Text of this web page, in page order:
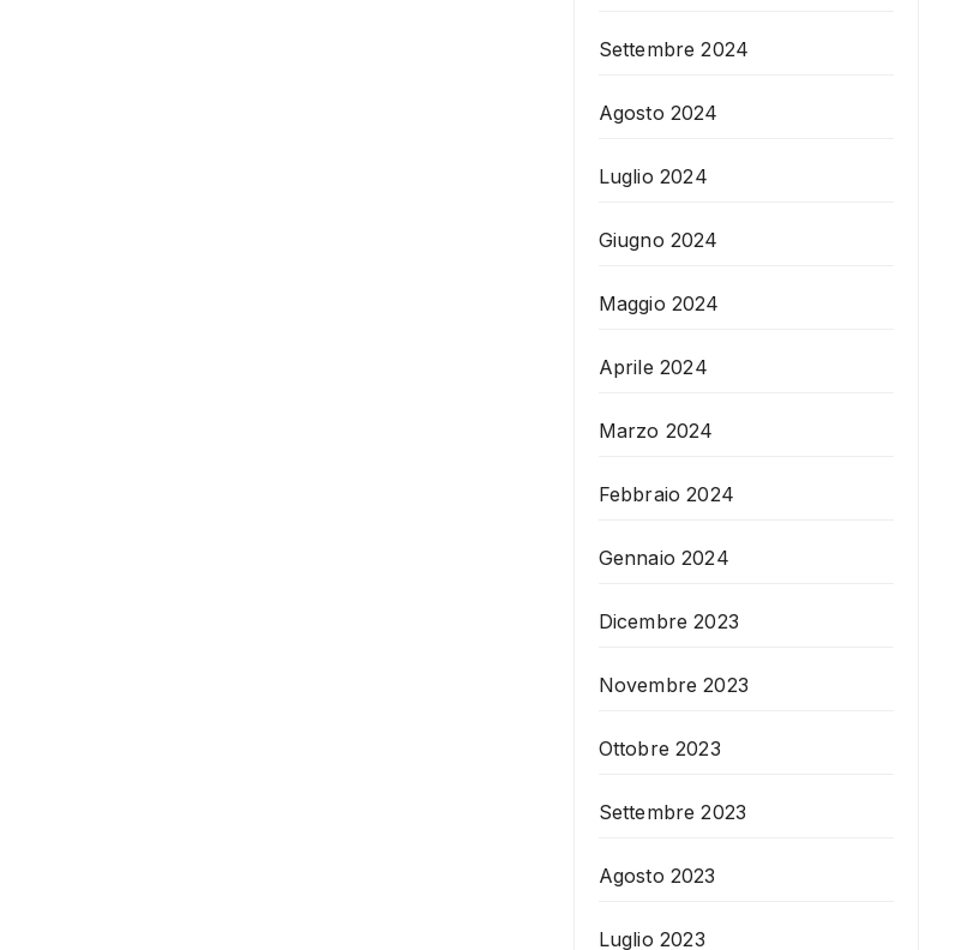
Settembre 2024
Agosto 2024
Luglio 2024
Giugno 2024
Maggio 2024
Aprile 2024
Marzo 2024
Febbraio 2024
Gennaio 2024
Dicembre 2023
Novembre 2023
Ottobre 2023
Settembre 2023
Agosto 2023
Luglio 2023